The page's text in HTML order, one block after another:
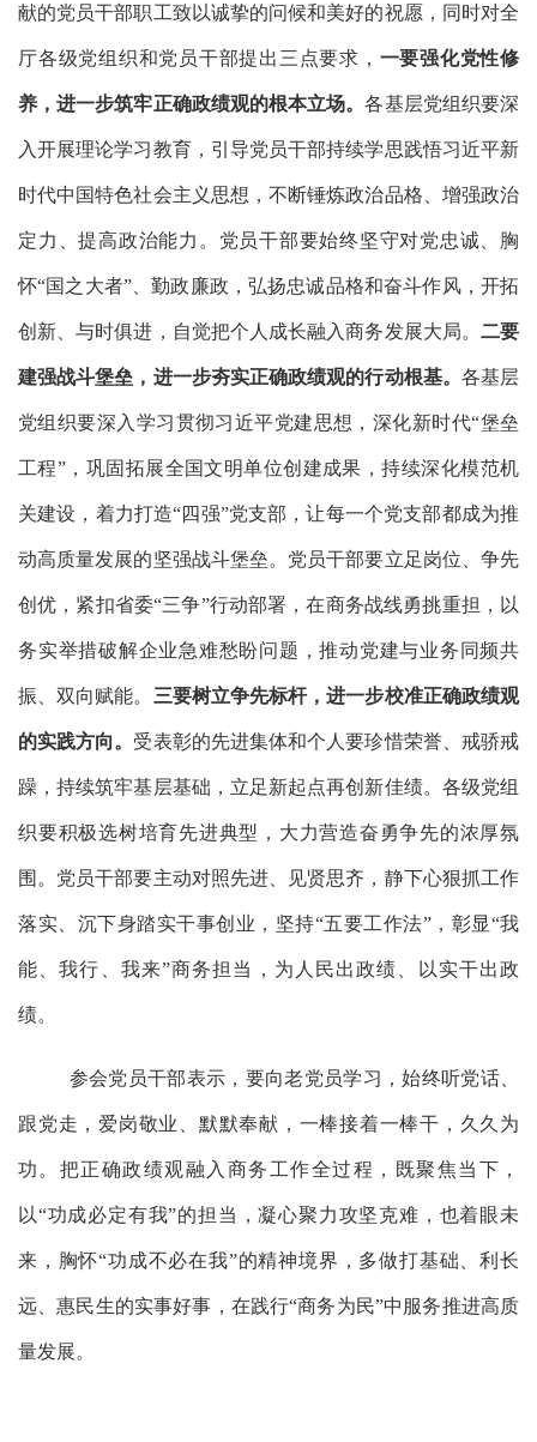
献的党员干部职工致以诚挚的问候和美好的祝愿，同时对全
厅各级党组织和党员干部提出三点要求， 一要强化党性修
养，进一步筑牢正确政绩观的根本立场。各基层党组织要深
入开展理论学习教育，引导党员干部持续学思践悟习近平新
时代中国特色社会主义思想，不断锤炼政治品格、增强政治
定力、提高政治能力。党员干部要始终坚守对党忠诚、胸
怀“国之大者”、勤政廉政，弘扬忠诚品格和奋斗作风，开拓
创新、与时俱进，自觉把个人成长融入商务发展大局。 二要
建强战斗堡垒，进一步夯实正确政绩观的行动根基。 各基层
党组织要深入学习贯彻习近平党建思想，深化新时代“堡垒
工程”，巩固拓展全国文明单位创建成果，持续深化模范机
关建设，着力打造“四强”党支部，让每一个党支部都成为推
动高质量发展的坚强战斗堡垒。党员干部要立足岗位、争先
创优，紧扣省委“三争”行动部署，在商务战线勇挑重担，以
务实举措破解企业急难愁盼问题，推动党建与业务同频共
振、双向赋能。 三要树立争先标杆，进一步校准正确政绩观
的实践方向。 受表彰的先进集体和个人要珍惜荣誉、戒骄戒
躁，持续筑牢基层基础，立足新起点再创新佳绩。各级党组
织要积极选树培育先进典型，大力营造奋勇争先的浓厚氛
围。党员干部要主动对照先进、见贤思齐，静下心狠抓工作
落实、沉下身踏实干事创业，坚持“五要工作法”，彰显“我
能、我行、我来”商务担当，为人民出政绩、以实干出政
绩。
参会党员干部表示，要向老党员学习，始终听党话、
跟党走，爱岗敬业、默默奉献，一棒接着一棒干，久久为
功。把正确政绩观融入商务工作全过程，既聚焦当下，
以“功成必定有我”的担当，凝心聚力攻坚克难，也着眼未
来，胸怀“功成不必在我”的精神境界，多做打基础、利长
远、惠民生的实事好事，在践行“商务为民”中服务推进高质
量发展。